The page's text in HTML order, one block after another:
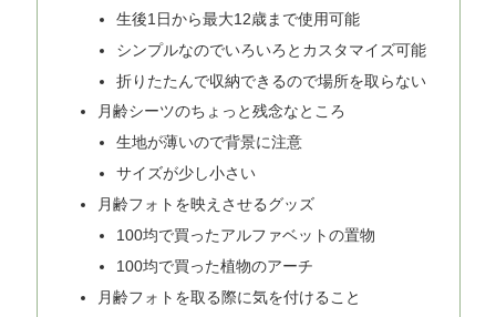
生後1日から最大12歳まで使用可能
シンプルなのでいろいろとカスタマイズ可能
折りたたんで収納できるので場所を取らない
月齢シーツのちょっと残念なところ
生地が薄いので背景に注意
サイズが少し小さい
月齢フォトを映えさせるグッズ
100均で買ったアルファベットの置物
100均で買った植物のアーチ
月齢フォトを取る際に気を付けること